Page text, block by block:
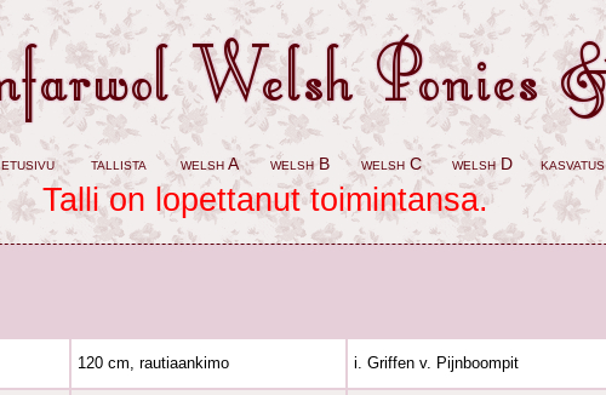
etusivu tallista welsh A welsh B welsh C welsh D kasvatus
Talli on lopettanut toimintansa.
120 cm, rautiaankimo i. Griffen v. Pijnboompit